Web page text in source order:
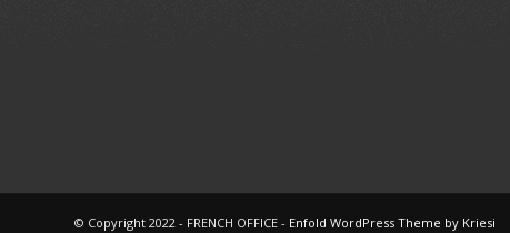
© Copyright 2022 - FRENCH OFFICE - Enfold WordPress Theme by Kriesi